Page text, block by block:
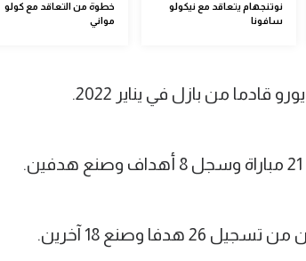
نوتنجهام يتعاقد مع نيكولو
سافونا
خطوة من التعاقد مع كولو
مواني